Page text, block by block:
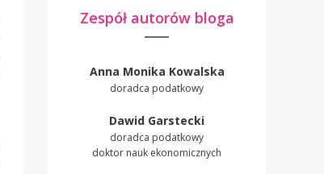
Zespół autorów bloga
Anna Monika Kowalska
doradca podatkowy
Dawid Garstecki
doradca podatkowy
doktor nauk ekonomicznych